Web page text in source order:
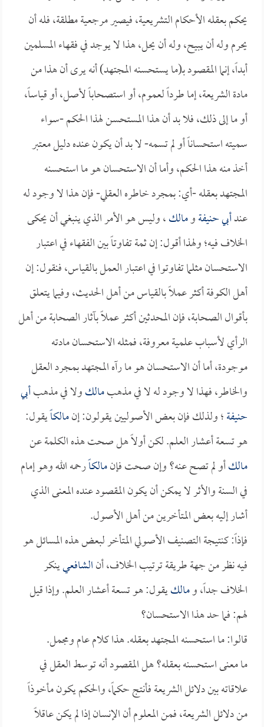
يحكم بعقله الأحكام التشريعية، فيصير مرجعية مطلقة، فله أن
يحرم وله أن يبيح، وله أن يحل، هذا لا يوجد في فقهاء المسلمين
أبداً، إنما المقصود بـ(ما يستحسنه المجتهد) أنه يرى أن هذا من
مادة الشريعة، إما طرداً لعموم، أو استصحاباً لأصل، أو قياساً،
أو ما إلى ذلك، فلا بد أن هذا المستحسن لهذا الحكم -سواء
سميته استحساناً أو لم تسمه- لا بد أن يكون عنده دليل معتبر
أخذ منه هذا الحكم، وأما أن الاستحسان هو ما استحسنه
المجتهد بعقله -أي: بمجرد خاطره العقلي- فإن هذا لا وجود له
عندأبي حنيفةومالك، وليس هو الأمر الذي ينبغي أن يحكى
الخلاف فيه؛ ولهذا أقول: إن ثمة تفاوتاً بين الفقهاء في اعتبار
الاستحسان مثلما تفاوتوا في اعتبار العمل بالقياس، فنقول: إن
أهل الكوفة أكثر عملاً بالقياس من أهل الحديث، وفيما يتعلق
بأقوال الصحابة، فإن المحدثين أكثر عملاً بآثار الصحابة من أهل
الرأي لأسباب علمية معروفة، فمثله الاستحسان مادته
موجودة، أما أن الاستحسان هو ما رآه المجتهد بمجرد العقل
والخاطر، فهذا لا وجود له لا في مذهبمالكولا في مذهبأبي
حنيفة؛ ولذلك فإن بعض الأصوليين يقولون: إنمالكاًيقول:
هو تسعة أعشار العلم. لكن أولاً هل صحت هذه الكلمة عن
مالكأو لم تصح عنه؟ وإن صحت فإنمالكاًرحمه الله وهو إمام
في السنة والأثر لا يمكن أن يكون المقصود عنده المعنى الذي
أشار إليه بعض المتأخرين من أهل الأصول.
فإذاً: كنتيجة التصنيف الأصولي المتأخر لبعض هذه المسائل هو
فيه نظر من جهة طريقة ترتيب الخلاف، أنالشافعيينكر
الخلاف جداً، ومالكيقول: هو تسعة أعشار العلم. وإذا قيل
لهم: فما حد هذا الاستحسان؟
قالوا: ما استحسنه المجتهد بعقله. هذا كلام عام ومجمل.
ما معنى استحسنه بعقله؟ هل المقصود أنه توسط العقل في
علاقاته بين دلائل الشريعة فأنتج حكماً، والحكم يكون مأخوذاً
من دلائل الشريعة، فمن المعلوم أن الإنسان إذا لم يكن عاقلاً